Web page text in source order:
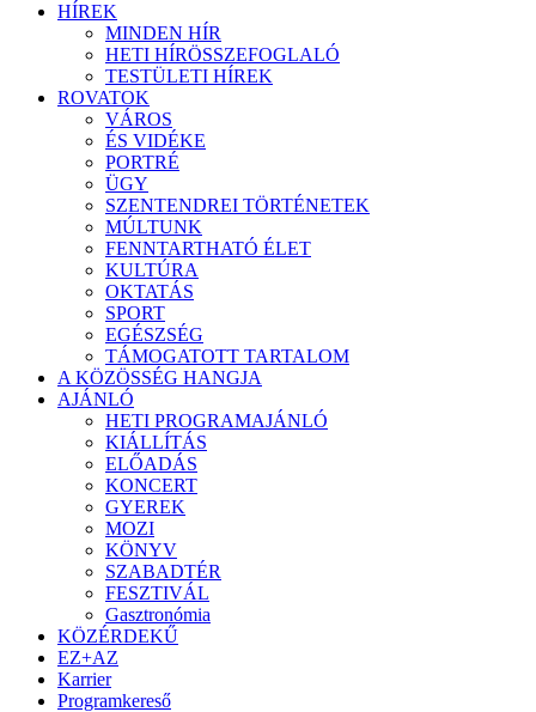
HÍREK
MINDEN HÍR
HETI HÍRÖSSZEFOGLALÓ
TESTÜLETI HÍREK
ROVATOK
VÁROS
ÉS VIDÉKE
PORTRÉ
ÜGY
SZENTENDREI TÖRTÉNETEK
MÚLTUNK
FENNTARTHATÓ ÉLET
KULTÚRA
OKTATÁS
SPORT
EGÉSZSÉG
TÁMOGATOTT TARTALOM
A KÖZÖSSÉG HANGJA
AJÁNLÓ
HETI PROGRAMAJÁNLÓ
KIÁLLÍTÁS
ELŐADÁS
KONCERT
GYEREK
MOZI
KÖNYV
SZABADTÉR
FESZTIVÁL
Gasztronómia
KÖZÉRDEKŰ
EZ+AZ
Karrier
Programkereső